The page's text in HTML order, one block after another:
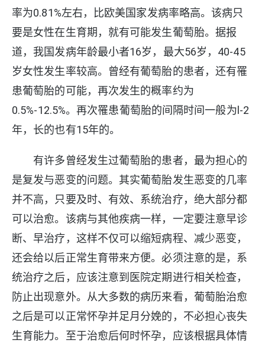
率为0.81%左右，比欧美国家发病率略高。该病只
要是女性在生育期，就有可能发生葡萄胎。据报
道，我国发病年龄最小者16岁，最大56岁，40-45
岁女性发生率较高。曾经有葡萄胎的患者，还有罹
患葡萄胎的可能，再次发生的概率约为
0.5%-12.5%。再次罹患葡萄胎的间隔时间一般为l-2
年，长的也有15年的。
有许多曾经发生过葡萄胎的患者，最为担心的
是复发与恶变的问题。其实葡萄胎发生恶变的几率
并不高，只要及时、有效、系统治疗，绝大部分都
可以治愈。该病与其他疾病一样，一定要注意早诊
断、早治疗，这样不仅可以缩短病程、减少恶变，
还会给以后正常生育带来方便。必须注意的是，系
统治疗之后，应该注意到医院定期进行相关检查，
防止出现意外。从大多数的病历来看，葡萄胎治愈
之后是可以正常怀孕并足月分娩的，不必担心丧失
生育能力。至于治愈后何时怀孕，应该根据具体情